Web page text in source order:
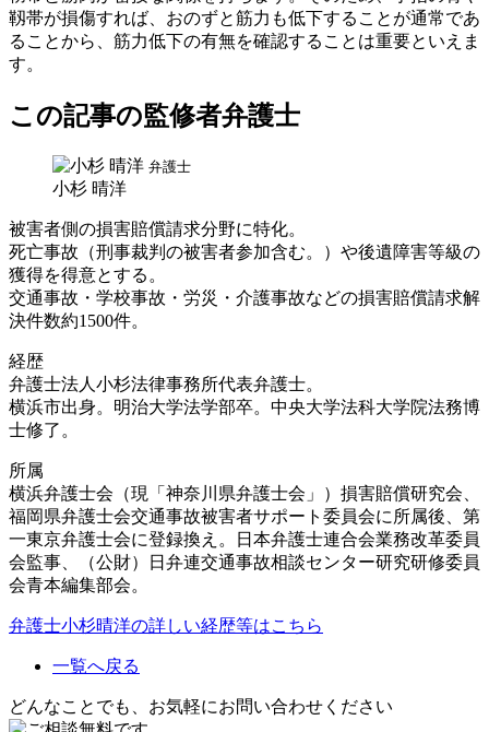
靱帯が損傷すれば、おのずと筋力も低下することが通常であ
ることから、筋力低下の有無を確認することは重要といえま
す。
この記事の監修者弁護士
弁護士
小杉 晴洋
被害者側の損害賠償請求分野に特化。
死亡事故（刑事裁判の被害者参加含む。）や後遺障害等級の
獲得を得意とする。
交通事故・学校事故・労災・介護事故などの損害賠償請求解
決件数約1500件。
経歴
弁護士法人小杉法律事務所代表弁護士。
横浜市出身。明治大学法学部卒。中央大学法科大学院法務博
士修了。
所属
横浜弁護士会（現「神奈川県弁護士会」）損害賠償研究会、
福岡県弁護士会交通事故被害者サポート委員会に所属後、第
一東京弁護士会に登録換え。日本弁護士連合会業務改革委員
会監事、（公財）日弁連交通事故相談センター研究研修委員
会青本編集部会。
弁護士小杉晴洋の詳しい経歴等はこちら
一覧へ戻る
どんなことでも、お気軽にお問い合わせください